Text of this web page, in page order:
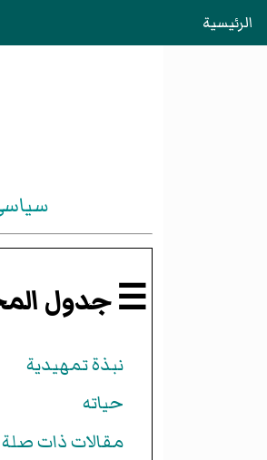
الرئيسية
☰ جدول
نبذة تمهيدية
حياته
مقالات ذات صلة